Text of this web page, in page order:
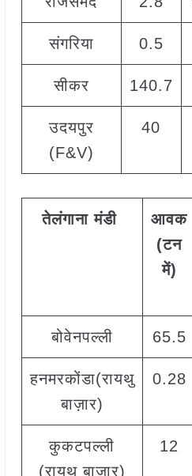
संगरिया 0.5
सीकर 140.7
उदयपुर
(F&V)
40
तेलंगाना मंडी
आवक
(टन
में)
बोवेनपल्ली 65.5
हनमरकोंडा(रायथु
बाज़ार)
0.28
कुकटपल्ली
(रायथु बाज़ार)
12